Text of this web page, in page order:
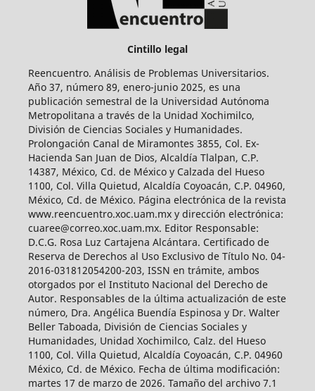
Cintillo legal
Reencuentro. Análisis de Problemas Universitarios.
Año 37, número 89, enero-junio 2025, es una
publicación semestral de la Universidad Autónoma
Metropolitana a través de la Unidad Xochimilco,
División de Ciencias Sociales y Humanidades.
Prolongación Canal de Miramontes 3855, Col. Ex-
Hacienda San Juan de Dios, Alcaldía Tlalpan, C.P.
14387, México, Cd. de México y Calzada del Hueso
1100, Col. Villa Quietud, Alcaldía Coyoacán, C.P. 04960,
México, Cd. de México. Página electrónica de la revista
www.reencuentro.xoc.uam.mx y dirección electrónica:
cuaree@correo.xoc.uam.mx. Editor Responsable:
D.C.G. Rosa Luz Cartajena Alcántara. Certificado de
Reserva de Derechos al Uso Exclusivo de Título No. 04-
2016-031812054200-203, ISSN en trámite, ambos
otorgados por el Instituto Nacional del Derecho de
Autor. Responsables de la última actualización de este
número, Dra. Angélica Buendía Espinosa y Dr. Walter
Beller Taboada, División de Ciencias Sociales y
Humanidades, Unidad Xochimilco, Calz. del Hueso
1100, Col. Villa Quietud, Alcaldía Coyoacán, C.P. 04960
México, Cd. de México. Fecha de última modificación:
martes 17 de marzo de 2026. Tamaño del archivo 7.1